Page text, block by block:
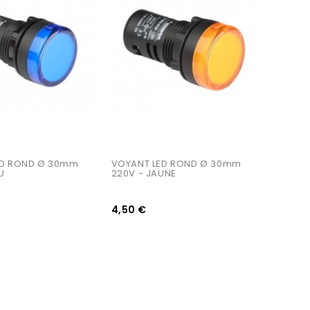
ROND Ø 30mm VOYANT LED ROND Ø 30mm
220V - JAUNE
4,50 €